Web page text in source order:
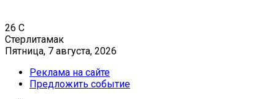
26 C
Стерлитамак
Пятница, 7 августа, 2026
Реклама на сайте
Предложить событие